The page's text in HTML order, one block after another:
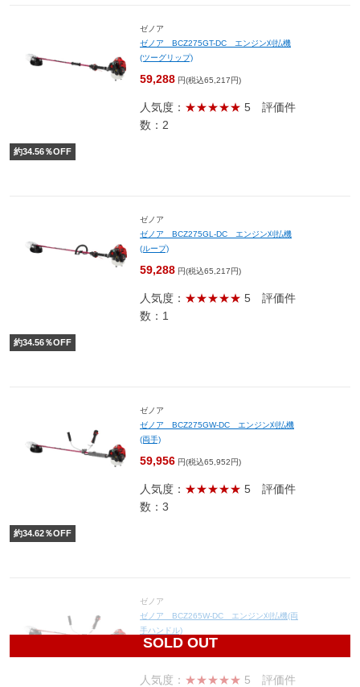
ゼノア
ゼノア BCZ275GT-DC エンジン刈払機
(ツーグリップ)
59,288 円(税込65,217円)
人気度： ★★★★★ 5 評価件
数：2
約34.56％OFF
ゼノア
ゼノア BCZ275GL-DC エンジン刈払機
(ループ)
59,288 円(税込65,217円)
人気度： ★★★★★ 5 評価件
数：1
約34.56％OFF
ゼノア
ゼノア BCZ275GW-DC エンジン刈払機
(両手)
59,956 円(税込65,952円)
人気度： ★★★★★ 5 評価件
数：3
約34.62％OFF
SOLD OUT
ゼノア
ゼノア BCZ265W-DC エンジン刈払機(両
手ハンドル)
56,062
人気度： ★★★★★ 5 評価件